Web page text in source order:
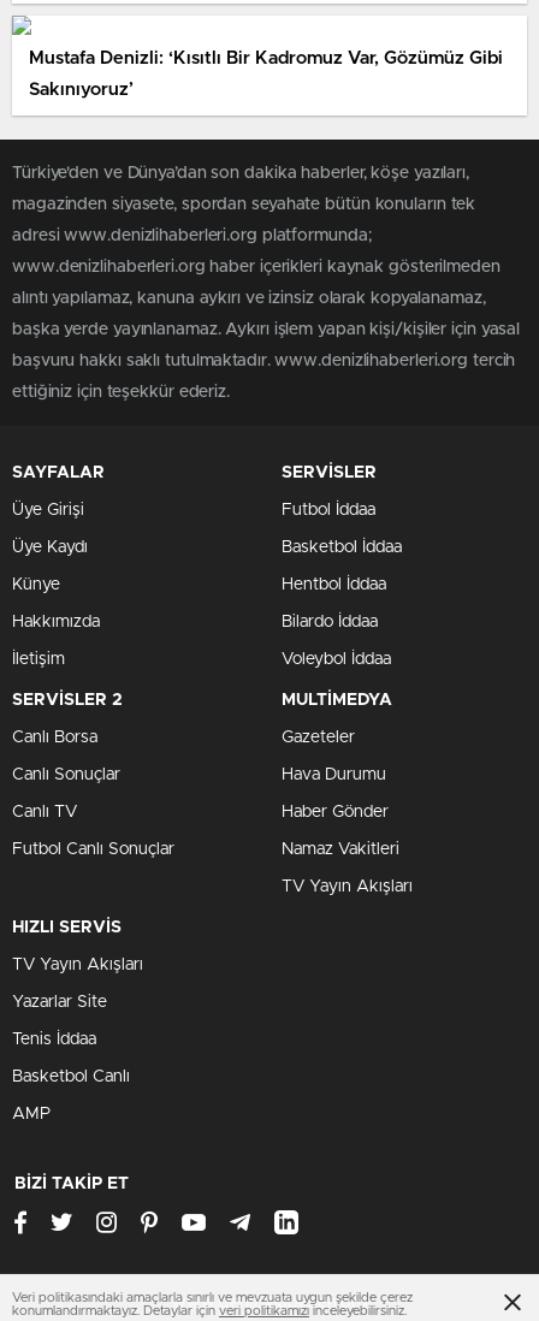
Mustafa Denizli: ‘Kısıtlı Bir Kadromuz Var, Gözümüz Gibi
Sakınıyoruz’
Türkiye'den ve Dünya’dan son dakika haberler, köşe yazıları,
magazinden siyasete, spordan seyahate bütün konuların tek
adresi www.denizlihaberleri.org platformunda;
www.denizlihaberleri.org haber içerikleri kaynak gösterilmeden
alıntı yapılamaz, kanuna aykırı ve izinsiz olarak kopyalanamaz,
başka yerde yayınlanamaz. Aykırı işlem yapan kişi/kişiler için yasal
başvuru hakkı saklı tutulmaktadır. www.denizlihaberleri.org tercih
ettiğiniz için teşekkür ederiz.
SAYFALAR
Üye Girişi
Üye Kaydı
Künye
Hakkımızda
İletişim
SERVİSLER
Futbol İddaa
Basketbol İddaa
Hentbol İddaa
Bilardo İddaa
Voleybol İddaa
SERVİSLER 2
Canlı Borsa
Canlı Sonuçlar
Canlı TV
Futbol Canlı Sonuçlar
MULTİMEDYA
Gazeteler
Hava Durumu
Haber Gönder
Namaz Vakitleri
TV Yayın Akışları
HIZLI SERVİS
TV Yayın Akışları
Yazarlar Site
Tenis İddaa
Basketbol Canlı
AMP
BİZİ TAKİP ET
www.denizlihaberleri.org
Veri politikasındaki amaçlarla sınırlı ve mevzuata uygun şekilde çerez
konumlandırmaktayız. Detaylar için veri politikamızı inceleyebilirsiniz.